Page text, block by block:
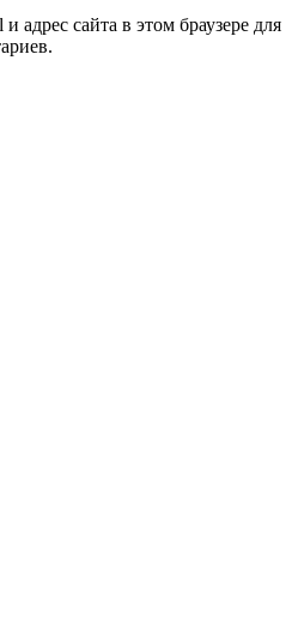
адрес сайта в этом браузере для